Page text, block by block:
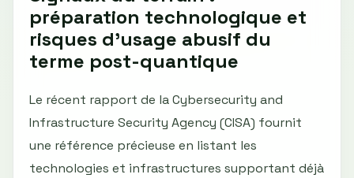
préparation technologique et
risques d'usage abusif du
terme post-quantique
Le récent rapport de la Cybersecurity and
Infrastructure Security Agency (CISA) fournit
une référence précieuse en listant les
technologies et infrastructures supportant déjà